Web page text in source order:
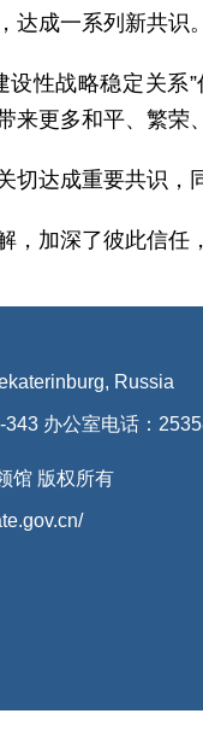
达成一系列新共识
设性战略稳定关
来更多和平、繁荣
切达成重要共识，
，加深了彼此信
Russia
办公室电话：
馆 版权所有